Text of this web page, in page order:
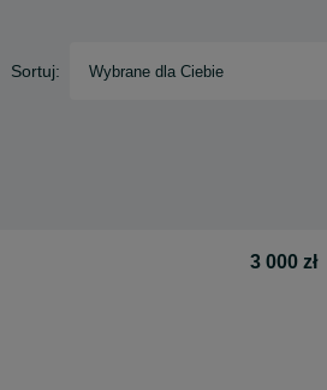
Sortuj: Wybrane dla Ciebie
3 000 zł